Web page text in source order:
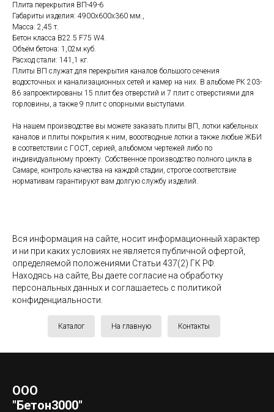
Плита перекрытия ВП-49-6
Габариты изделия: 4900x600x360 мм.,
Масса: 2,45 т.
Бетон класса В22.5 F75 W4.
Объём бетона: 1,02м.куб.
Расход стали: 141,1 кг.
Плиты ВП служат для перекрытия каналов большого сечения
водосточных и канализационных сетей и камер на них. В альбоме РК 203-
86 запроектированы 15 плит без отверстий и 7 плит с отверстиями для
горловины, а также 9 плит с опорными выступами.
На нашем производстве вы можете заказать плиты ВП, лотки кабельных
каналов и плиты покрытия к ним, вооотводные лотки а также любые ЖБИ
в соответствии с ГОСТ, серией, альбомом чертежей либо по
индивидуальному проекту. Собственное производство полного цикла в
Самаре, контроль качества на каждой стадии, строгое соответствие
нормативам гарантируют вам долгую службу изделий.
Вся информация на сайте, носит информационный характер
и ни при каких условиях не является публичной офертой,
определяемой положениями Статьи 437(2) ГК РФ.
Находясь на сайте, Вы даете согласие на обработку
персональных данных и соглашаетесь c политикой
конфиденциальности.
Каталог На главную Контакты
ООО
"Бетон3000"